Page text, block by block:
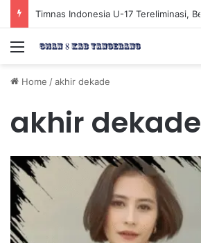
Menu
Home /akhir dekade
akhir dekade